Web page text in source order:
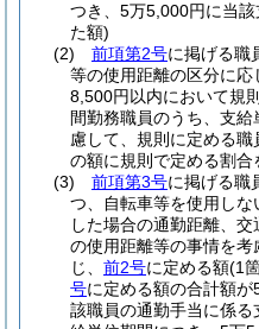
つき、5万5,000円に当
た額)
(2)
前項第2号に掲げる
等の使用距離の区分に
8,500円以内において規
間勤務職員のうち、支
慮して、規則に定める
の額に規則で定める割
(3)
前項第3号に掲げる
つ、自転車等を使用しな
した場合の通勤距離、
の使用距離等の事情を
じ、 前2号に定める額(1
号に定める額の合計額
該職員の通勤手当に係